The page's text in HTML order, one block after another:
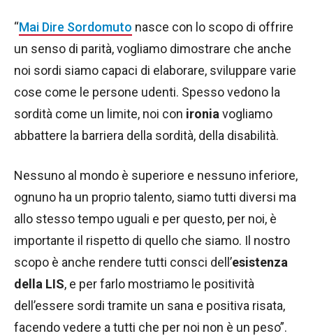
“Mai Dire Sordomuto nasce con lo scopo di offrire
un senso di parità, vogliamo dimostrare che anche
noi sordi siamo capaci di elaborare, sviluppare varie
cose come le persone udenti. Spesso vedono la
sordità come un limite, noi con ironia vogliamo
abbattere la barriera della sordità, della disabilità.
Nessuno al mondo è superiore e nessuno inferiore,
ognuno ha un proprio talento, siamo tutti diversi ma
allo stesso tempo uguali e per questo, per noi, è
importante il rispetto di quello che siamo. Il nostro
scopo è anche rendere tutti consci dell’esistenza
della LIS, e per farlo mostriamo le positività
dell’essere sordi tramite un sana e positiva risata,
facendo vedere a tutti che per noi non è un peso”.